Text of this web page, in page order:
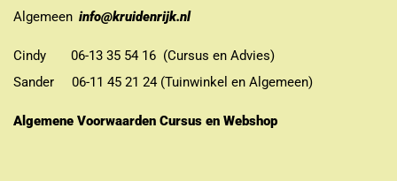
Algemeen info@kruidenrijk.nl
Cindy 06-13 35 54 16 (Cursus en Advies)
Sander 06-11 45 21 24 (Tuinwinkel en Algemeen)
Algemene Voorwaarden Cursus en Webshop